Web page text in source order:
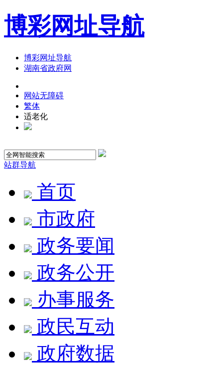
博彩网址导航
博彩网址导航
湖南省政府网
网站无障碍
繁体
适老化
站群导航
首页
市政府
政务要闻
政务公开
办事服务
政民互动
政府数据